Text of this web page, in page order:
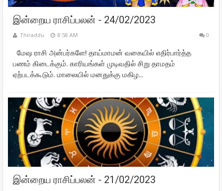
இன்றைய ராசிப்பலன் - 24/02/2023
Thiraddu 8:58 AM 0
மேஷ ராசி அன்பர்களே! தாய்மாமன் வகையில் எதிர்பார்த்த
பணம் கிடைக்கும். காரியங்கள் முடிவதில் சிறு தாமதம்
ஏற்படக்கூடும். மாலையில் மனதுக்கு மகிழ...
இன்றைய ராசிப்பலன் - 21/02/2023